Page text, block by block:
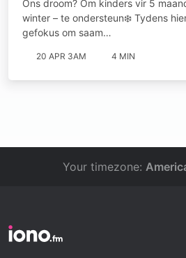
Ons droom? Om kinders vir 5
winter – te ondersteun❄️ Tydens
gefokus om saam…
20 APR 3AM 4 MIN
Your timezone: